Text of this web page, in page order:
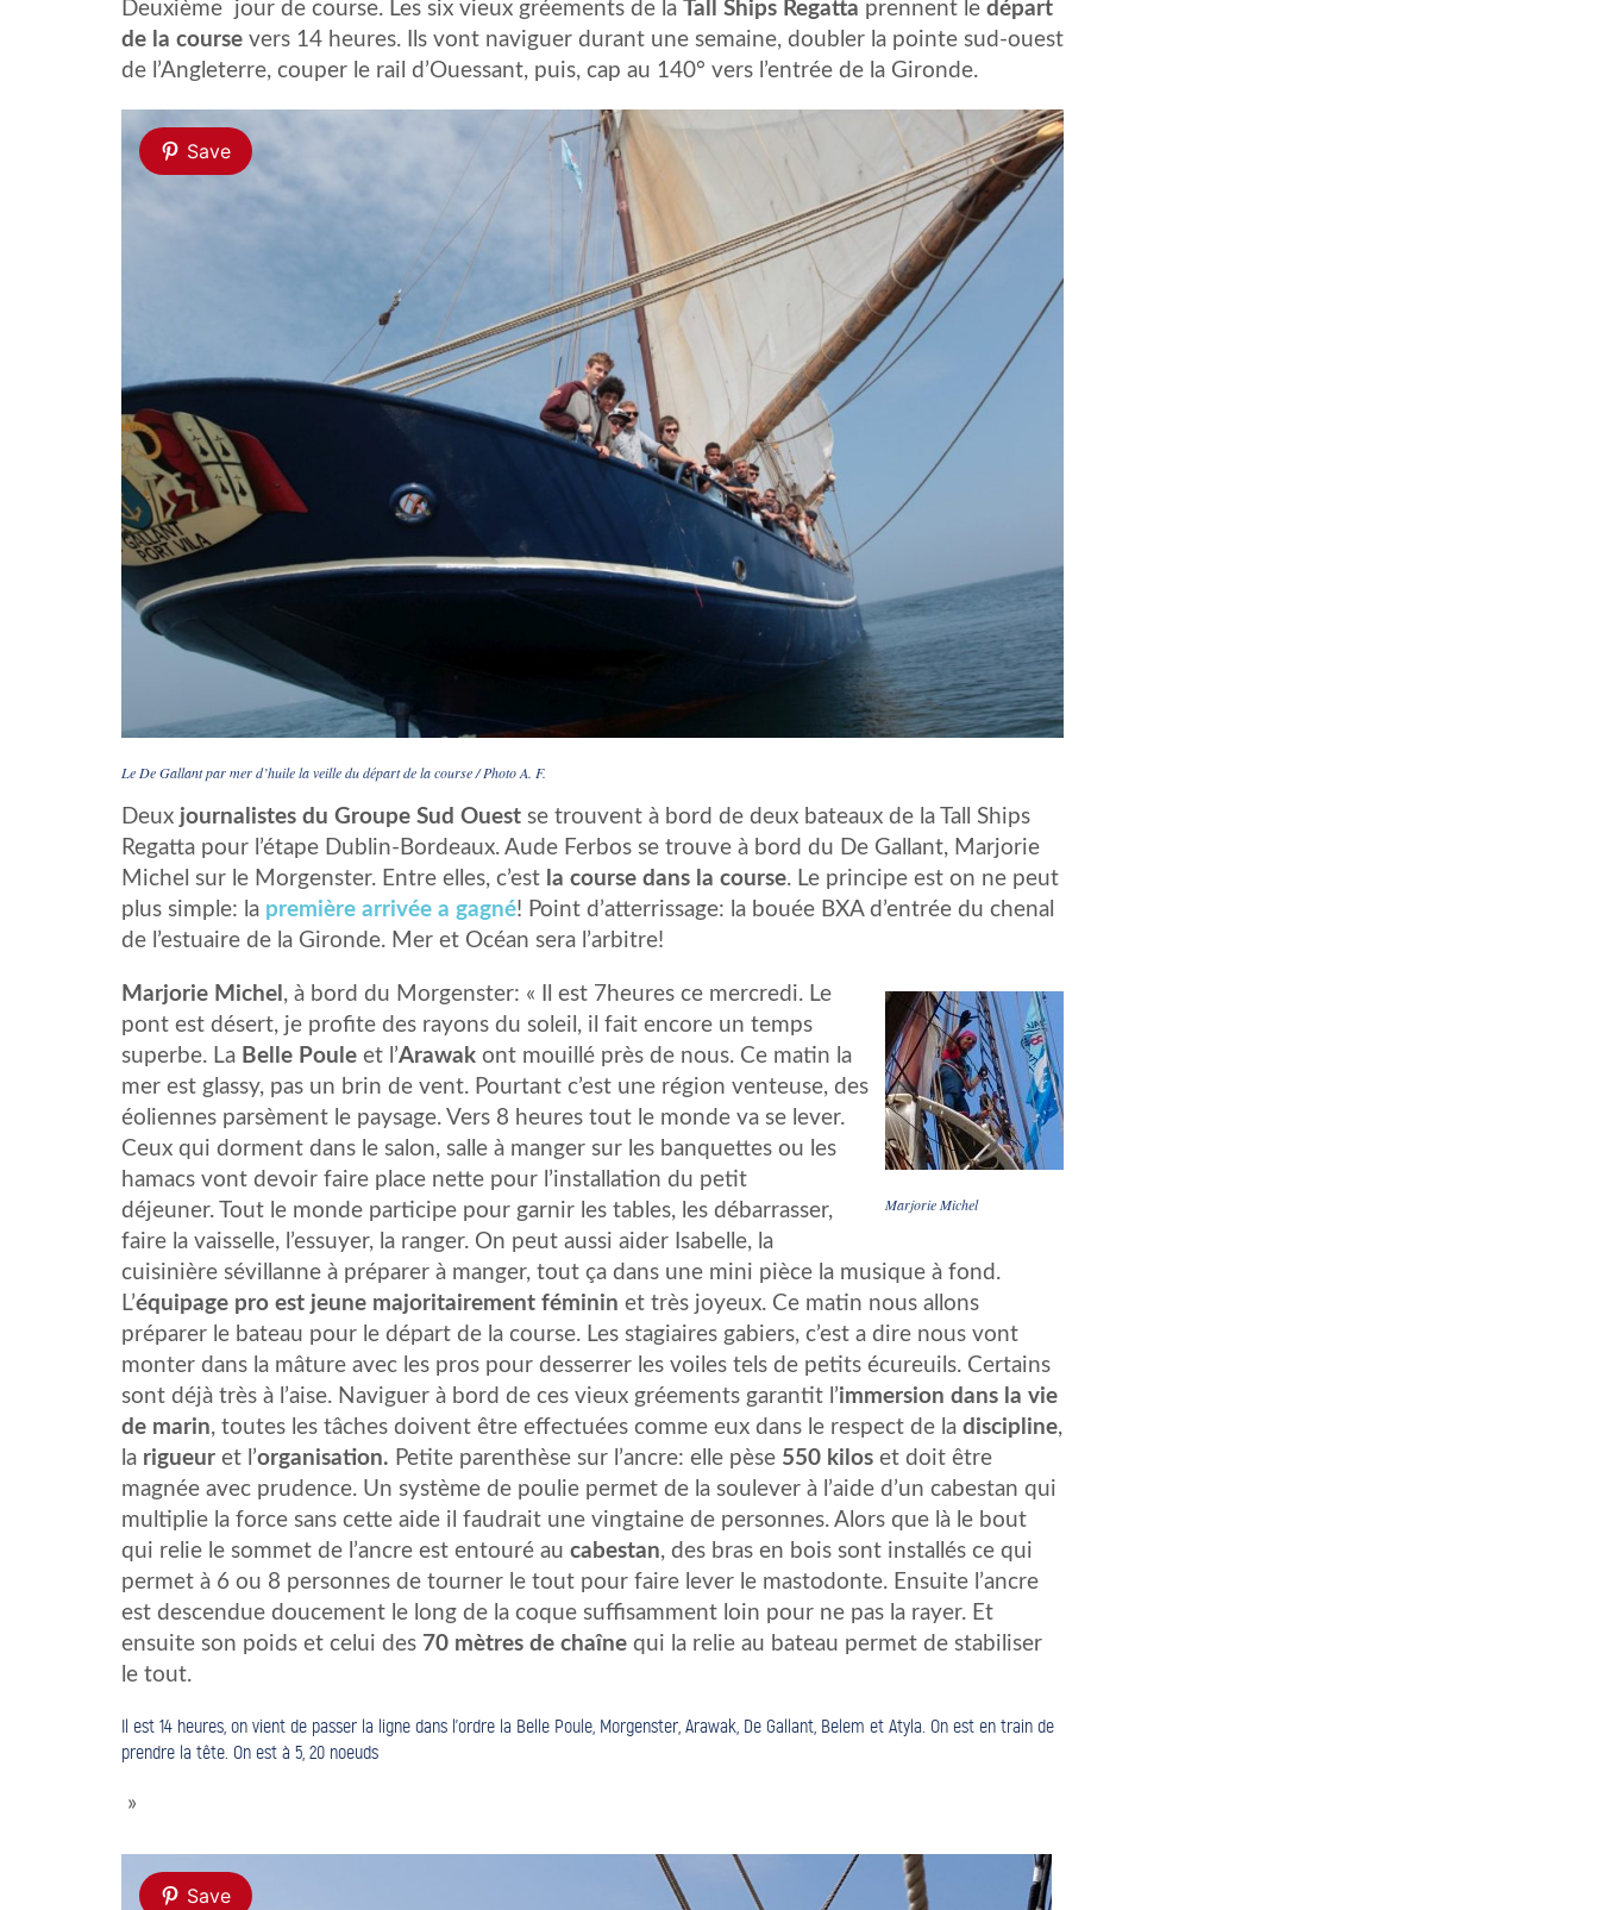
Deuxième jour de course. Les six vieux gréements de la Tall Ships Regatta prennent le départ
de la course vers 14 heures. Ils vont naviguer durant une semaine, doubler la pointe sud-ouest
de l’Angleterre, couper le rail d’Ouessant, puis, cap au 140° vers l’entrée de la Gironde.
Save
Le De Gallant par mer d’huile la veille du départ de la course / Photo A. F.
Deux journalistes du Groupe Sud Ouest se trouvent à bord de deux bateaux de la Tall Ships
Regatta pour l’étape Dublin-Bordeaux. Aude Ferbos se trouve à bord du De Gallant, Marjorie
Michel sur le Morgenster. Entre elles, c’est la course dans la course. Le principe est on ne peut
plus simple: la première arrivée a gagné! Point d’atterrissage: la bouée BXA d’entrée du chenal
de l’estuaire de la Gironde. Mer et Océan sera l’arbitre!
Marjorie Michel
Marjorie Michel , à bord du Morgenster: «
Il est 7heures ce mercredi. Le
pont est désert, je profite des rayons du soleil, il fait encore un temps
superbe. La Belle Poule et l’Arawak ont mouillé près de nous. Ce matin la
mer est glassy, pas un brin de vent. Pourtant c’est une région venteuse, des
éoliennes parsèment le paysage. Vers 8 heures tout le monde va se lever.
Ceux qui dorment dans le salon, salle à manger sur les banquettes ou les
hamacs vont devoir faire place nette pour l’installation du petit
déjeuner. Tout le monde participe pour garnir les tables, les débarrasser,
faire la vaisselle, l’essuyer, la ranger. On peut aussi aider Isabelle, la
cuisinière sévillanne à préparer à manger, tout ça dans une mini pièce la musique à fond.
L’équipage pro est jeune majoritairement féminin et très joyeux. Ce matin nous allons
préparer le bateau pour le départ de la course. Les stagiaires gabiers, c’est a dire nous vont
monter dans la mâture avec les pros pour desserrer les voiles tels de petits écureuils. Certains
sont déjà très à l’aise. Naviguer à bord de ces vieux gréements garantit l’immersion dans la vie
de marin, toutes les tâches doivent être effectuées comme eux dans le respect de la discipline,
la rigueur et l’organisation. Petite parenthèse sur l’ancre: elle pèse 550 kilos et doit être
magnée avec prudence. Un système de poulie permet de la soulever à l’aide d’un cabestan qui
multiplie la force sans cette aide il faudrait une vingtaine de personnes. Alors que là le bout
qui relie le sommet de l’ancre est entouré au cabestan, des bras en bois sont installés ce qui
permet à 6 ou 8 personnes de tourner le tout pour faire lever le mastodonte. Ensuite l’ancre
est descendue doucement le long de la coque suffisamment loin pour ne pas la rayer. Et
ensuite son poids et celui des 70 mètres de chaîne qui la relie au bateau permet de stabiliser
le tout.
Il est 14 heures, on vient de passer la ligne dans l’ordre la Belle Poule, Morgenster, Arawak, De Gallant, Belem et Atyla. On est en train de
prendre la tête. On est à 5, 20 noeuds
»
Save